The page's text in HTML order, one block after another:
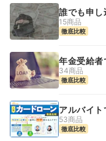
誰でも申し
15商品
徹底比較
年金受給者
34商品
徹底比較
アルバイ
53商品
徹底比較